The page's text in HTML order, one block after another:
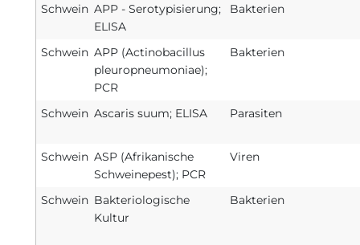
Schwein APP - Serotypisierung;
ELISA
Bakterien
Schwein APP (Actinobacillus
pleuropneumoniae);
PCR
Bakterien
Schwein Ascaris suum; ELISA Parasiten
Schwein ASP (Afrikanische
Schweinepest); PCR
Viren
Schwein Bakteriologische
Kultur
Bakterien